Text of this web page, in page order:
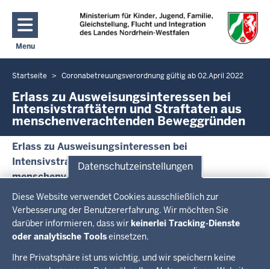
Datenschutzeinstellungen
Diese Website verwendet Cookies ausschließlich zur
Verbesserung der Benutzererfahrung. Wir möchten Sie
darüber informieren, dass wirkeinerlei Tracking-Dienste
oder analytische Toolseinsetzen.
Ihre Privatsphäre ist uns wichtig, und wir speichern keine
Direkt zum Inhalt
Menu
Navigation aktivieren/deaktivieren: Hauptmenü
Sie
befinden
sich
hier
Startseite Coronabetreuungsverordnung gültig ab 02.April 2022
Erlass zu Ausweisungsinteressen bei
Intensivstraftätern und Straftaten aus
menschenverachtenden Beweggründen
Erlass zu Ausweisungsinteressen bei
Intensivstraftätern und Straftaten aus
menschenverachtenden Beweggründen
PDF, 21,23 KB
Überblick:
Inhalte
Im Überblick
Inhalt
Menü